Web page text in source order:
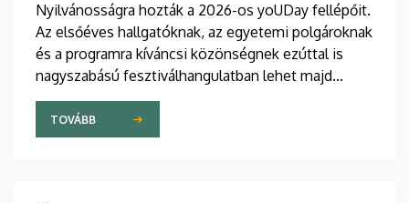
Nyilvánosságra hozták a 2026-os yoUDay fellépőit.
Az elsőéves hallgatóknak, az egyetemi polgároknak
és a programra kíváncsi közönségnek ezúttal is
nagyszabású fesztiválhangulatban lehet majd
része, grandiózus tanévnyitó stadionshow-n
vehetnek részt szeptember közepén.
TOVÁBB